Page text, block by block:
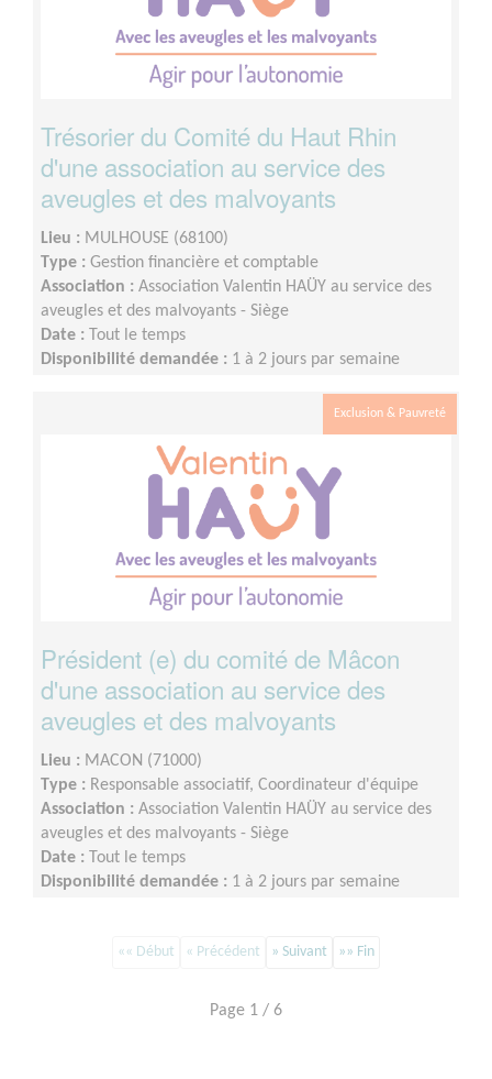
Trésorier du Comité du Haut Rhin
d'une association au service des
aveugles et des malvoyants
Lieu : MULHOUSE (68100)
Type : Gestion financière et comptable
Association : Association Valentin HAÜY au service des
aveugles et des malvoyants - Siège
Date :
Tout le temps
Disponibilité demandée : 1 à 2 jours par semaine
Exclusion & Pauvreté
Président (e) du comité de Mâcon
d'une association au service des
aveugles et des malvoyants
Lieu : MACON (71000)
Type : Responsable associatif, Coordinateur d'équipe
Association : Association Valentin HAÜY au service des
aveugles et des malvoyants - Siège
Date :
Tout le temps
Disponibilité demandée : 1 à 2 jours par semaine
«« Début « Précédent » Suivant »» Fin
Page 1 / 6